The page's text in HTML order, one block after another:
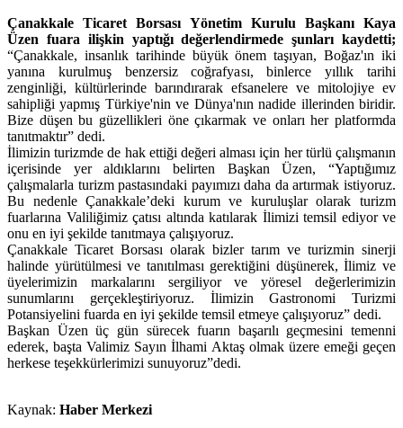
Çanakkale Ticaret Borsası Yönetim Kurulu Başkanı Kaya
Üzen fuara ilişkin yaptığı değerlendirmede şunları kaydetti;
“Çanakkale, insanlık tarihinde büyük önem taşıyan, Boğaz'ın iki
yanına kurulmuş benzersiz coğrafyası, binlerce yıllık tarihi
zenginliği, kültürlerinde barındırarak efsanelere ve mitolojiye ev
sahipliği yapmış Türkiye'nin ve Dünya'nın nadide illerinden biridir.
Bize düşen bu güzellikleri öne çıkarmak ve onları her platformda
tanıtmaktır” dedi.
İlimizin turizmde de hak ettiği değeri alması için her türlü çalışmanın
içerisinde yer aldıklarını belirten Başkan Üzen, “Yaptığımız
çalışmalarla turizm pastasındaki payımızı daha da artırmak istiyoruz.
Bu nedenle Çanakkale’deki kurum ve kuruluşlar olarak turizm
fuarlarına Valiliğimiz çatısı altında katılarak İlimizi temsil ediyor ve
onu en iyi şekilde tanıtmaya çalışıyoruz.
Çanakkale Ticaret Borsası olarak bizler tarım ve turizmin sinerji
halinde yürütülmesi ve tanıtılması gerektiğini düşünerek, İlimiz ve
üyelerimizin markalarını sergiliyor ve yöresel değerlerimizin
sunumlarını gerçekleştiriyoruz. İlimizin Gastronomi Turizmi
Potansiyelini fuarda en iyi şekilde temsil etmeye çalışıyoruz” dedi.
Başkan Üzen üç gün sürecek fuarın başarılı geçmesini temenni
ederek, başta Valimiz Sayın İlhami Aktaş olmak üzere emeği geçen
herkese teşekkürlerimizi sunuyoruz”dedi.
Kaynak: Haber Merkezi